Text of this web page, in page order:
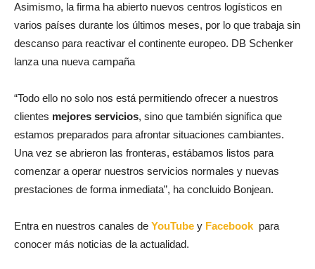
Asimismo, la firma ha abierto nuevos centros logísticos en
varios países durante los últimos meses, por lo que trabaja sin
descanso para reactivar el continente europeo. DB Schenker
lanza una nueva campaña
“Todo ello no solo nos está permitiendo ofrecer a nuestros
clientes mejores servicios, sino que también significa que
estamos preparados para afrontar situaciones cambiantes.
Una vez se abrieron las fronteras, estábamos listos para
comenzar a operar nuestros servicios normales y nuevas
prestaciones de forma inmediata”, ha concluido Bonjean.
Entra en nuestros canales de YouTube y Facebook para
conocer más noticias de la actualidad.